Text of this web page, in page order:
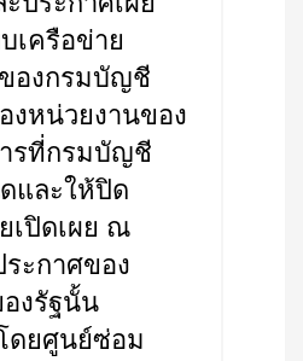
เครือข่าย
องกรมบัญชี
งหน่วยงานของ
รที่กรมบัญชี
และให้ปิด
เปิดเผย ณ
ะกาศของ
งรัฐนั้น
ดยศูนย์ซ่อม